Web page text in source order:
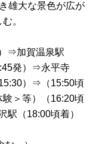
雄大な景色が広が
。
⇒加賀温泉駅
発）⇒永平寺
）⇒（15:50頃
＞等）（16:20頃
（18:00頃着）